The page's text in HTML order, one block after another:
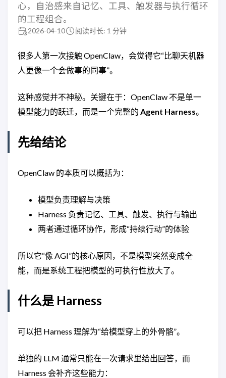
心，自治感来自记忆、工具、触发器与执行循环
的工程组合。
2026-04-10 阅读时长: 1 分钟
很多人第一次接触 OpenClaw，会觉得它“比聊天机器
人更像一个会做事的同事”。
这种感觉并不神秘。关键在于：OpenClaw 不是单一
模型能力的跃迁，而是一个完整的 Agent Harness。
先给结论
OpenClaw 的本质可以概括为：
模型负责理解与决策
Harness 负责记忆、工具、触发、执行与输出
两者通过循环协作，形成“持续行动”的体验
所以它“像 AGI”的核心原因，不是模型突然变成全
能，而是系统工程把模型的可执行性放大了。
什么是 Harness
可以把 Harness 理解为“给模型穿上的外骨骼”。
单独的 LLM 通常只能在一次请求里给出回答，而
Harness 会补齐这些能力：